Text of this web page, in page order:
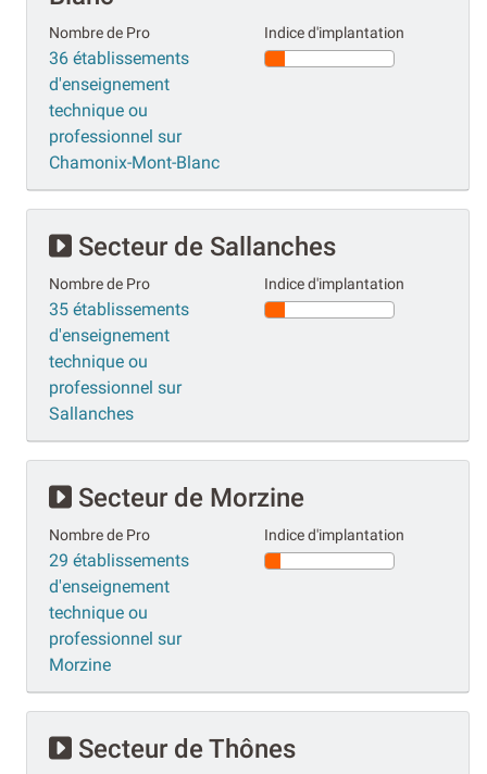
Nombre de Pro
36 établissements
d'enseignement
technique ou
professionnel sur
Chamonix-Mont-Blanc
Indice d'implantation
Secteur de Sallanches
Nombre de Pro
35 établissements
d'enseignement
technique ou
professionnel sur
Sallanches
Indice d'implantation
Secteur de Morzine
Nombre de Pro
29 établissements
d'enseignement
technique ou
professionnel sur
Morzine
Indice d'implantation
Secteur de Thônes